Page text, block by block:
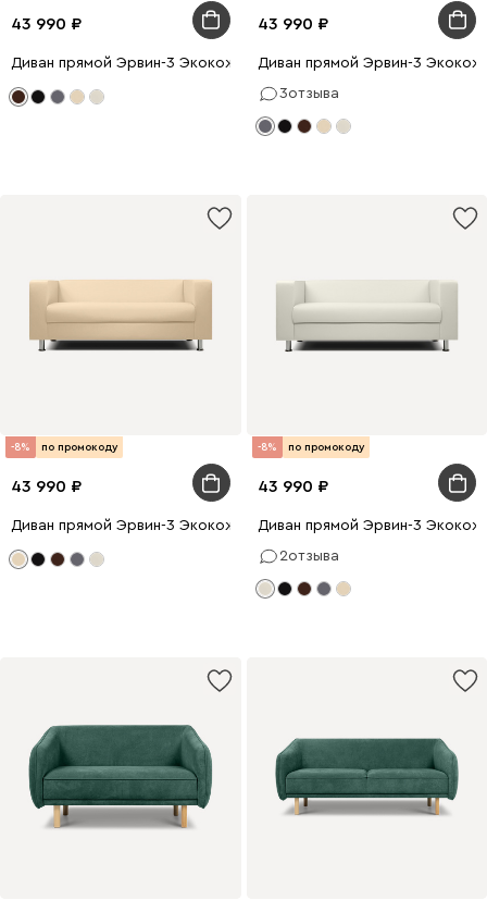
43 990
Диван прямой Эрвин-3 Экокожа Коричневый
43 990
Диван прямой Эрвин-3
3отзыва
-8% по промокоду
43 990
Диван прямой Эрвин-3 Экокожа Бежевый
-8% по промокоду
43 990
Диван прямой Эрвин-3
2отзыва